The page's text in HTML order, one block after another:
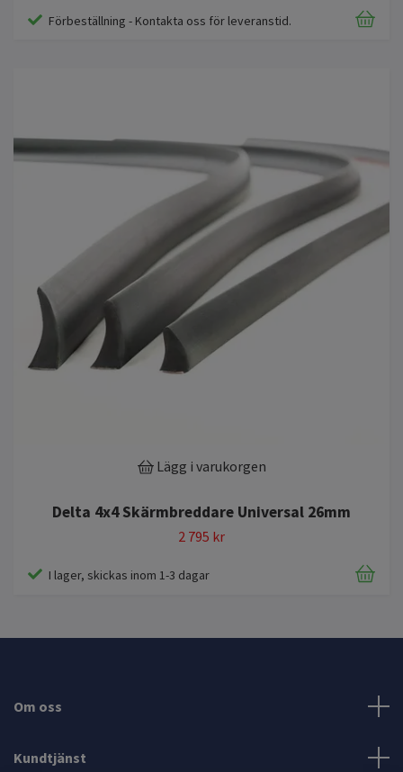
Förbeställning - Kontakta oss för leveranstid.
Lägg i varukorgen
Delta 4x4 Skärmbreddare Universal 26mm
2 795 kr
I lager, skickas inom 1-3 dagar
Om oss
Kundtjänst